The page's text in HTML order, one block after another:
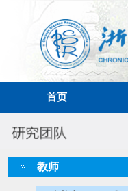
首页
教师